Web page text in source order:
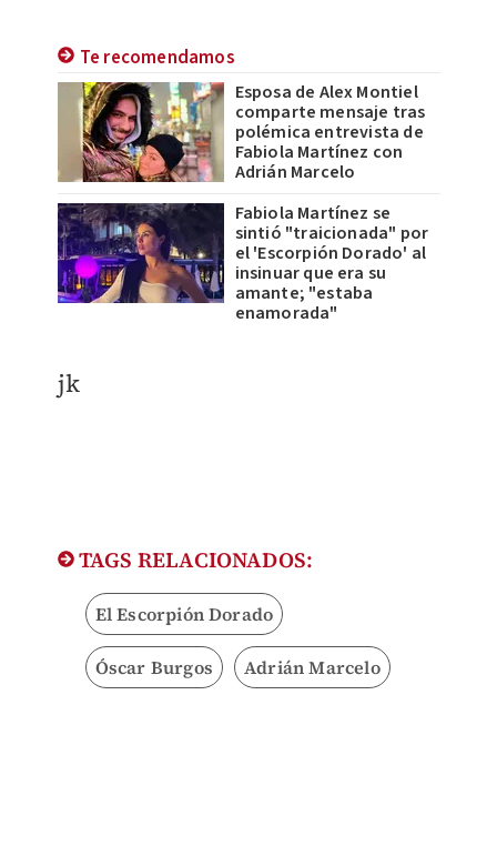
Te recomendamos
Esposa de Alex Montiel
comparte mensaje tras
polémica entrevista de
Fabiola Martínez con
Adrián Marcelo
Fabiola Martínez se
sintió "traicionada" por
el 'Escorpión Dorado' al
insinuar que era su
amante; "estaba
enamorada"
jk
TAGS RELACIONADOS:
El Escorpión Dorado
Óscar Burgos Adrián Marcelo